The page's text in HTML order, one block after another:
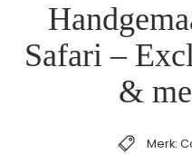
Safari –
&
Merk: